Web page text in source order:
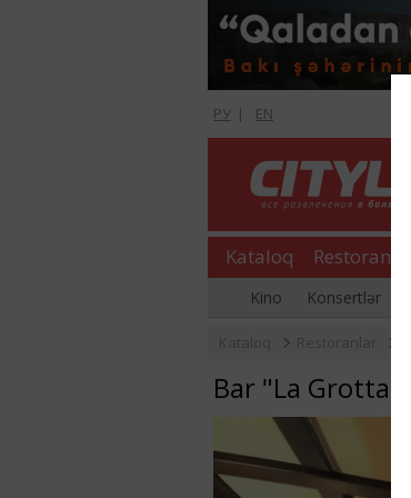
РУ | EN
Kataloq Restoranlar
Kino Konsertlər
Bar "La Grotta"